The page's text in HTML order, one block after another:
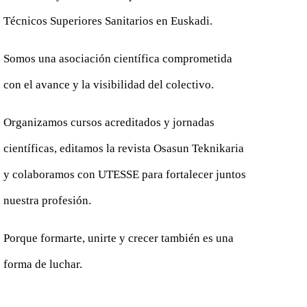
Técnicos Superiores Sanitarios en Euskadi.
Somos una asociación científica comprometida
con el avance y la visibilidad del colectivo.
Organizamos cursos acreditados y jornadas
científicas, editamos la revista Osasun Teknikaria
y colaboramos con UTESSE para fortalecer juntos
nuestra profesión.
Porque formarte, unirte y crecer también es una
forma de luchar.